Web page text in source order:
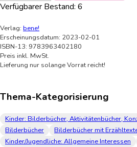
Verfügbarer Bestand: 6
Verlag: bene!
Erscheinungsdatum: 2023-02-01
ISBN-13: 9783963402180
Preis inkl. MwSt.
Lieferung nur solange Vorrat reicht!
Thema-Kategorisierung
Kinder: Bilderbücher, Aktivitätenbücher,
Bilderbücher
Bilderbücher mit
Kinder/Jugendliche: Allgemeine Interessen